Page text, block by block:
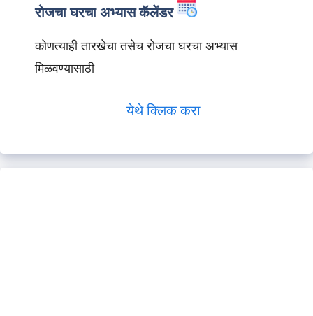
रोजचा घरचा अभ्यास कॅलेंडर
कोणत्याही तारखेचा तसेच रोजचा घरचा अभ्यास
मिळवण्यासाठी
येथे क्लिक करा